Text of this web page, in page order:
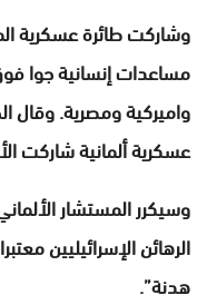
وشاركت طائرة عسكرية
مساعدات إنسانية جوا
واميركية ومصرية. وقال
عسكرية ألمانية شاركت
وسيكرر المستشار
الرهائن الإسرائيليين
هدنة”.